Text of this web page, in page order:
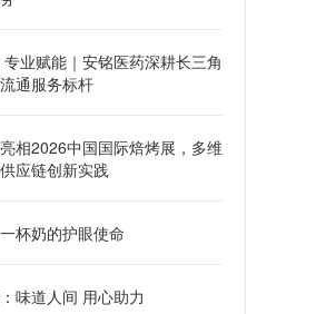
业赋能｜安铭医药深耕长三角
通服务标杆
相2026中国国际焙烤展，多维
应链创新实践
杯奶的护眼使命
味道人间 用心助力